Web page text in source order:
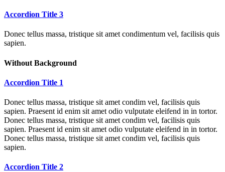
Accordion Title 3
Donec tellus massa, tristique sit amet condimentum vel, facilisis quis
sapien.
Without Background
Accordion Title 1
Donec tellus massa, tristique sit amet condim vel, facilisis quis
sapien. Praesent id enim sit amet odio vulputate eleifend in in tortor.
Donec tellus massa, tristique sit amet condim vel, facilisis quis
sapien. Praesent id enim sit amet odio vulputate eleifend in in tortor.
Donec tellus massa, tristique sit amet condim vel, facilisis quis
sapien.
Accordion Title 2